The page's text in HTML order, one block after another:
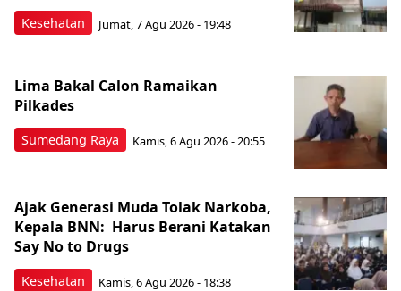
Kesehatan Jumat, 7 Agu 2026 - 19:48
Sumedang Raya
Lima Bakal Calon Ramaikan
Pilkades
Kamis, 6 Agu 2026 - 20:55
Kesehatan
Ajak Generasi Muda Tolak Narkoba,
Kepala BNN: Harus Berani Katakan
Say No to Drugs
Kamis, 6 Agu 2026 - 18:38